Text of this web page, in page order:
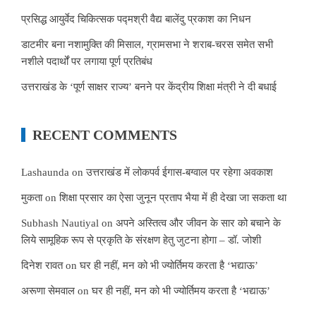
प्रसिद्ध आयुर्वेद चिकित्सक पद्मश्री वैद्य बालेंदु प्रकाश का निधन
डाटमीर बना नशामुक्ति की मिसाल, ग्रामसभा ने शराब-चरस समेत सभी
नशीले पदार्थों पर लगाया पूर्ण प्रतिबंध
उत्तराखंड के ‘पूर्ण साक्षर राज्य’ बनने पर केंद्रीय शिक्षा मंत्री ने दी बधाई
RECENT COMMENTS
Lashaunda onउत्तराखंड में लोकपर्व ईगास-बग्वाल पर रहेगा अवकाश
मुकताonशिक्षा प्रसार का ऐसा जुनून प्रताप भैया में ही देखा जा सकता था
Subhash Nautiyal on अपने अस्तित्व और जीवन के सार को बचाने के
लिये सामूहिक रूप से प्रकृति के संरक्षण हेतु जुटना होगा – डॉ. जोशी
दिनेश रावतonघर ही नहीं, मन को भी ज्योर्तिमय करता है ‘भद्याऊ’
अरूणा सेमवाल onघर ही नहीं, मन को भी ज्योर्तिमय करता है ‘भद्याऊ’